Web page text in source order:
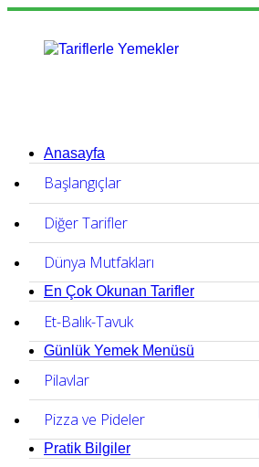
Anasayfa
Başlangıçlar
Diğer Tarifler
Dünya Mutfakları
En Çok Okunan Tarifler
Et-Balık-Tavuk
Günlük Yemek Menüsü
Pilavlar
Pizza ve Pideler
Pratik Bilgiler